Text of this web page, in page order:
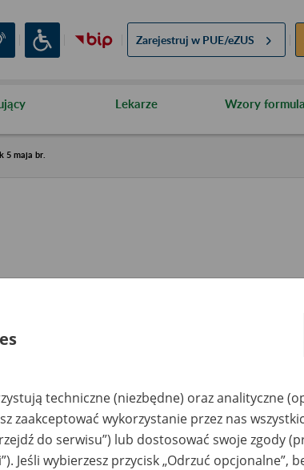
Zarejestruj w PUE/eZUS
Lekarze Wzory
5 maja br.
nowej metryki
r., w godzinach 18:00 – 23:30 mogą
techniczne (niezbędne) oraz analityczne
zaakceptować wykorzystanie przez nas
do serwisu”) lub dostosować swoje zgody
Jeśli wybierzesz przycisk „Odrzuć opcjonalne”,